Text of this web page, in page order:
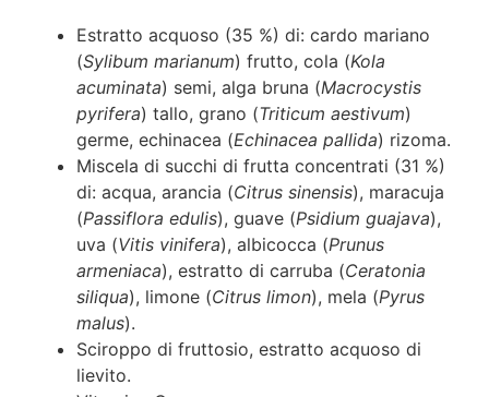
Estratto acquoso (35 %) di: cardo mariano
(Sylibum marianum) frutto, cola (Kola
acuminata) semi, alga bruna (Macrocystis
pyrifera) tallo, grano (Triticum aestivum)
germe, echinacea (Echinacea pallida) rizoma.
Miscela di succhi di frutta concentrati (31 %)
di: acqua, arancia (Citrus sinensis), maracuja
(Passiflora edulis), guave (Psidium guajava),
uva (Vitis vinifera), albicocca (Prunus
armeniaca), estratto di carruba (Ceratonia
siliqua), limone (Citrus limon), mela (Pyrus
malus).
Sciroppo di fruttosio, estratto acquoso di
lievito.